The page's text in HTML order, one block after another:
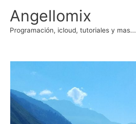
contenido
Angellomix
Programación, icloud, tutoriales y mas...